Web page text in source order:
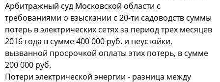
Арбитражный суд Московской области с
требованиями о взыскании с 20-ти садоводств суммы
потерь в электрических сетях за период трех месяцев
2016 года в сумме 400 000 руб. и неустойки,
вызванной просрочкой оплаты этих потерь, в сумме
200 000 руб.
Потери электрической энергии - разница между